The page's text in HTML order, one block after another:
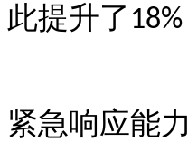
此提升了 18%
紧急响应能